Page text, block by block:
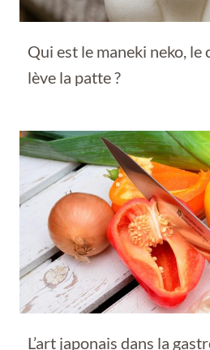
Qui est le maneki neko, le
lève la patte ?
L’art japonais dans la